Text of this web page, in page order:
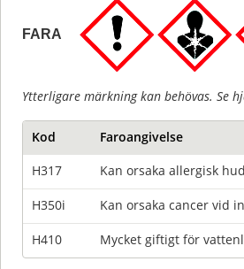
FARA
Ytterligare märkning kan behövas. Se
Kod
Faroangivelse
H317
Kan orsaka allergisk
H350i Kan orsaka cancer vid
H410 Mycket giftigt för